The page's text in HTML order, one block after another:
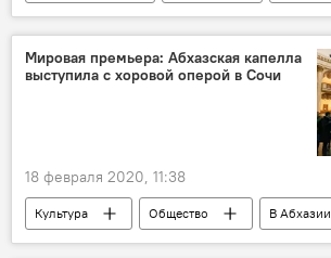
Политика
В мире
Мировая премьера: Абхазская капелла
выступила с хоровой оперой в Сочи
18 февраля 2020, 11:38
Культура Общество
В Абхазии
Новости